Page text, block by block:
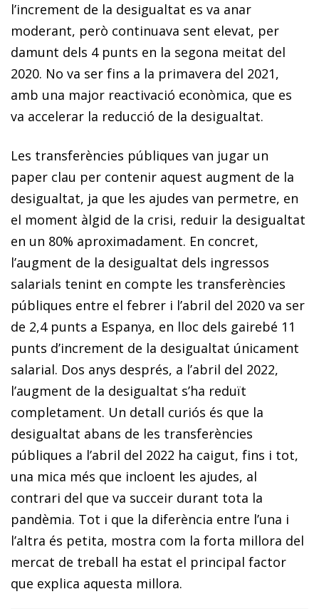
l’increment de la desigualtat es va anar
moderant, però continuava sent elevat, per
damunt dels 4 punts en la segona meitat del
2020. No va ser fins a la primavera del 2021,
amb una major reactivació econòmica, que es
va accelerar la reducció de la desigualtat.
Les transferències públiques van jugar un
paper clau per contenir aquest augment de la
desigualtat, ja que les ajudes van permetre, en
el moment àlgid de la crisi, reduir la desigualtat
en un 80% aproximadament. En concret,
l’augment de la desigualtat dels ingressos
salarials tenint en compte les transferències
públiques entre el febrer i l’abril del 2020 va ser
de 2,4 punts a Espanya, en lloc dels gairebé 11
punts d’increment de la desigualtat únicament
salarial. Dos anys després, a l’abril del 2022,
l’aug­­ment de la desigualtat s’ha reduït
completament. Un detall curiós és que la
desigualtat abans de les transferències
públiques a l’abril del 2022 ha caigut, fins i tot,
una mica més que incloent les ajudes, al
contrari del que va succeir durant tota la
pandèmia. Tot i que la diferència entre l’una i
l’altra és petita, mostra com la forta millora del
mercat de treball ha estat el principal factor
que explica aquesta millora.